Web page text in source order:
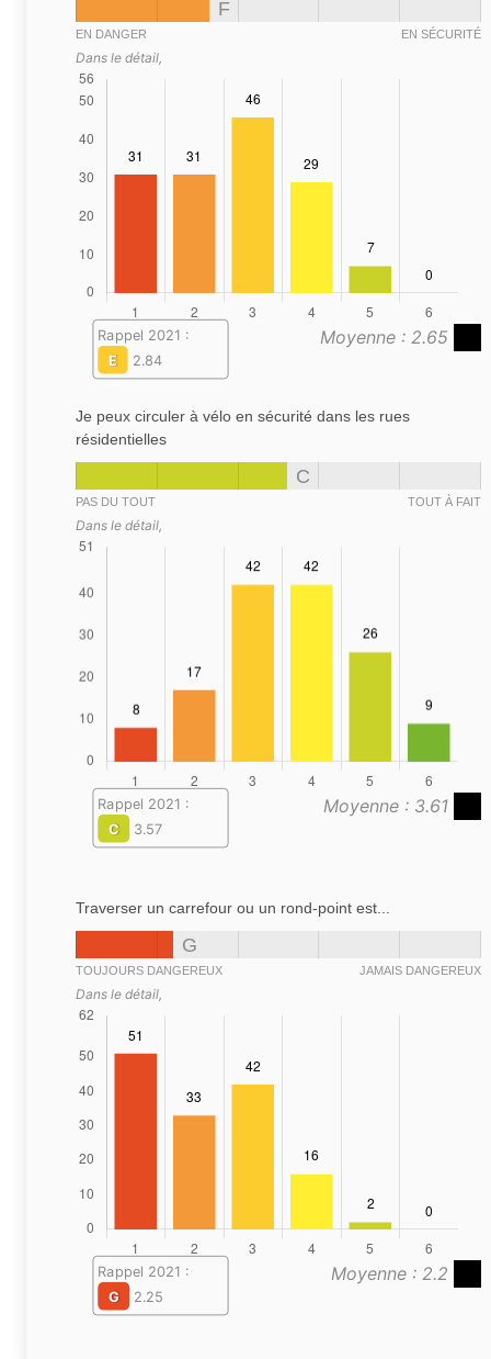
F
EN DANGER EN SÉCURITÉ
Dans le détail,
Moyenne : 2.65
Rappel 2021 :
E
2.84
Je peux circuler à vélo en sécurité dans les rues
résidentielles
C
PAS DU TOUT TOUT À FAIT
Dans le détail,
Moyenne : 3.61
Rappel 2021 :
C
3.57
Traverser un carrefour ou un rond-point est...
G
TOUJOURS DANGEREUX JAMAIS DANGEREUX
Dans le détail,
Moyenne : 2.2
Rappel 2021 :
G
2.25